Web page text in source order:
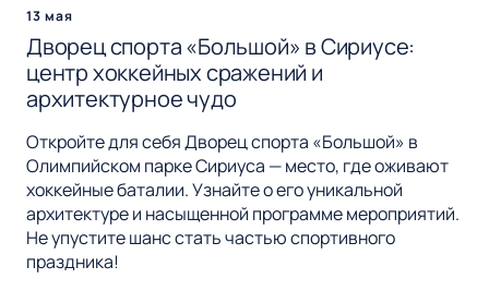
13 мая
Дворец спорта «Большой» в Сириусе:
центр хоккейных сражений и
архитектурное чудо
Откройте для себя Дворец спорта «Большой» в
Олимпийском парке Сириуса — место, где оживают
хоккейные баталии. Узнайте о его уникальной
архитектуре и насыщенной программе мероприятий.
Не упустите шанс стать частью спортивного
праздника!